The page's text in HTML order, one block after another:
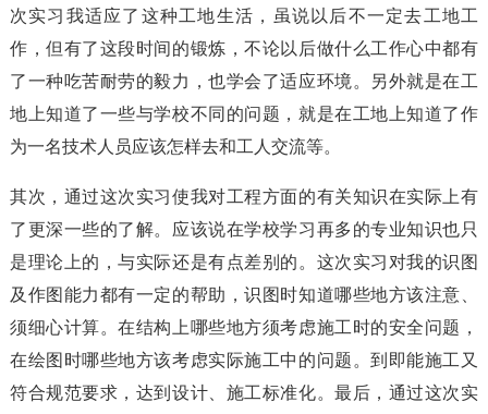
次实习我适应了这种工地生活，虽说以后不一定去工地工
作，但有了这段时间的锻炼，不论以后做什么工作心中都有
了一种吃苦耐劳的毅力，也学会了适应环境。另外就是在工
地上知道了一些与学校不同的问题，就是在工地上知道了作
为一名技术人员应该怎样去和工人交流等。
其次，通过这次实习使我对工程方面的有关知识在实际上有
了更深一些的了解。应该说在学校学习再多的专业知识也只
是理论上的，与实际还是有点差别的。这次实习对我的识图
及作图能力都有一定的帮助，识图时知道哪些地方该注意、
须细心计算。在结构上哪些地方须考虑施工时的安全问题，
在绘图时哪些地方该考虑实际施工中的问题。到即能施工又
符合规范要求，达到设计、施工标准化。最后，通过这次实